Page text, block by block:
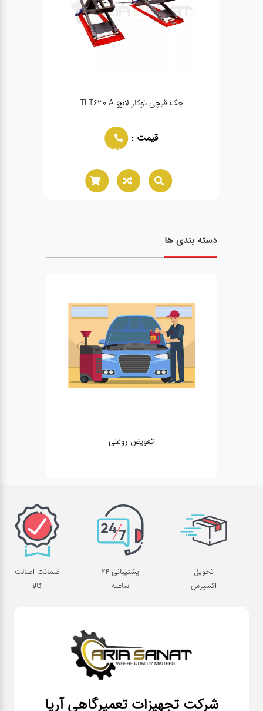
جک قیچی توکار لانچ TLT630 A
قیمت :
02166021944
دسته بندی ها
تعویض روغنی
تحویل
اکسپرس
پشتیبانی 24
ساعته
ضمانت اصالت
کالا
شرکت تجهیزات تعمیرگاهی آریا